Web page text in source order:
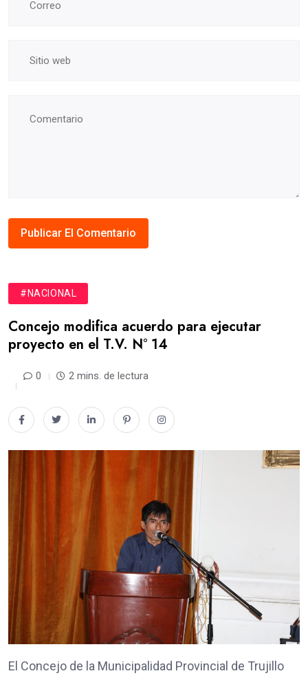
#NACIONAL
Concejo modifica acuerdo para ejecutar
proyecto en el T.V. N° 14
0 2 mins. de lectura
El Concejo de la Municipalidad Provincial de Trujillo